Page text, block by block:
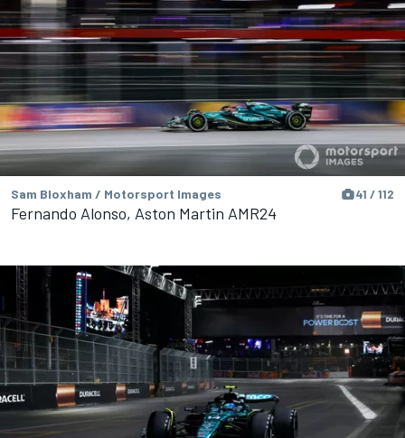
Sam Bloxham / Motorsport Images 41 / 112
Fernando Alonso, Aston Martin AMR24